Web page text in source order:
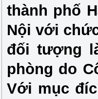
thành phố
Nội với
đối tượng
phòng do
Với mục